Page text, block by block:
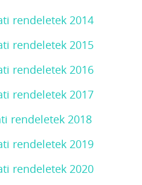
rendeletek 2014
rendeletek 2015
rendeletek 2016
rendeletek 2017
rendeletek 2018
rendeletek 2019
rendeletek 2020